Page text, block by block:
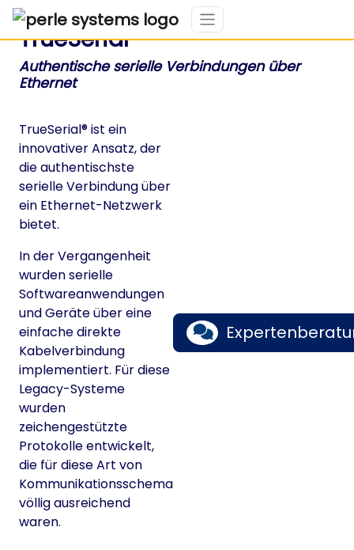
TrueSerial®
Authentische serielle Verbindungen über
Ethernet
TrueSerial® ist ein
innovativer Ansatz, der
die authentischste
serielle Verbindung über
ein Ethernet-Netzwerk
bietet.
In der Vergangenheit
wurden serielle
Softwareanwendungen
und Geräte über eine
einfache direkte
Kabelverbindung
implementiert. Für diese
Legacy-Systeme
wurden
zeichengestützte
Protokolle entwickelt,
die für diese Art von
Kommunikationsschema
völlig ausreichend
waren.